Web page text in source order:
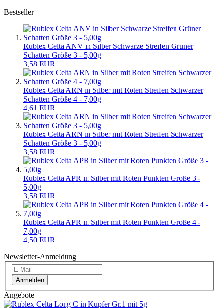
Bestseller
Rublex Celta ANV in Silber Schwarze Streifen Grüner
Schatten Größe 3 - 5,00g
3,58 EUR
Rublex Celta ARN in Silber mit Roten Streifen Schwarzer
Schatten Größe 4 - 7,00g
4,61 EUR
Rublex Celta ARN in Silber mit Roten Streifen Schwarzer
Schatten Größe 3 - 5,00g
3,58 EUR
Rublex Celta APR in Silber mit Roten Punkten Größe 3 -
5,00g
3,58 EUR
Rublex Celta APR in Silber mit Roten Punkten Größe 4 -
7,00g
4,50 EUR
Newsletter-Anmeldung
Anmelden
Angebote